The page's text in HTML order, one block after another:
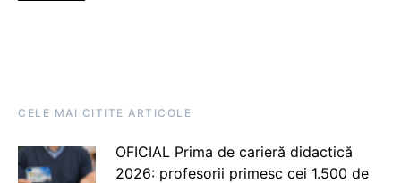
CELE MAI CITITE ARTICOLE
OFICIAL Prima de carieră didactică
2026: profesorii primesc cei 1.500 de